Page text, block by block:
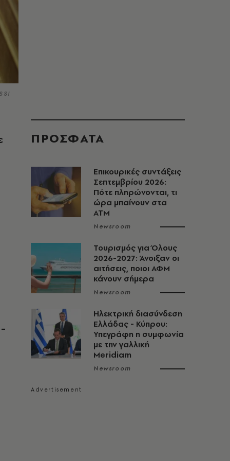
ΠΡΟΣΦΑΤΑ
Επικουρικές συντάξεις
Σεπτεμβρίου 2026:
Πότε πληρώνονται, τι
ώρα μπαίνουν στα
ΑΤΜ
Newsroom
Τουρισμός για Όλους
2026-2027: Άνοιξαν οι
αιτήσεις, ποιοι ΑΦΜ
κάνουν σήμερα
Newsroom
Ηλεκτρική διασύνδεση
Ελλάδας - Κύπρου:
Υπεγράφη η συμφωνία
με την γαλλική
Meridiam
Newsroom